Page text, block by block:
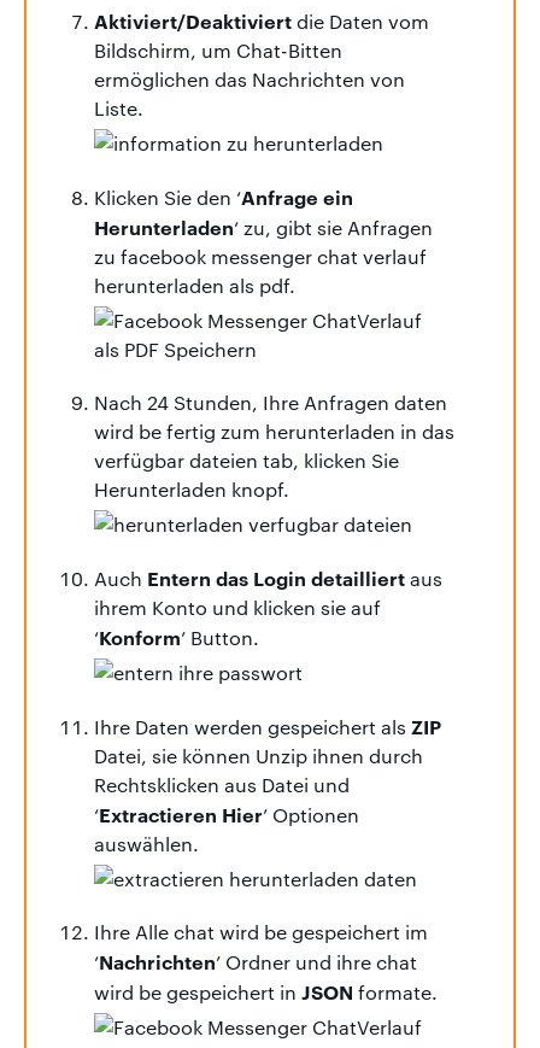
Aktiviert/Deaktiviertdie Daten vom
Bildschirm, um Chat-Bitten
ermöglichen das Nachrichten von
Liste.
Klicken Sie den ‘Anfrage ein
Herunterladen‘ zu, gibt sie Anfragen
zu facebook messenger chat verlauf
herunterladen als pdf.
Nach 24 Stunden, Ihre Anfragen daten
wird be fertig zum herunterladen in das
verfügbar dateien tab, klicken Sie
Herunterladen knopf.
Auch Entern das Login detailliertaus
ihrem Konto und klicken sie auf
‘Konform’ Button.
Ihre Daten werden gespeichert als ZIP
Datei, sie können Unzip ihnen durch
Rechtsklicken aus Datei und
‘Extractieren Hier’ Optionen
auswählen.
Ihre Alle chat wird be gespeichert im
‘Nachrichten’ Ordner und ihre chat
wird be gespeichert in JSON formate.